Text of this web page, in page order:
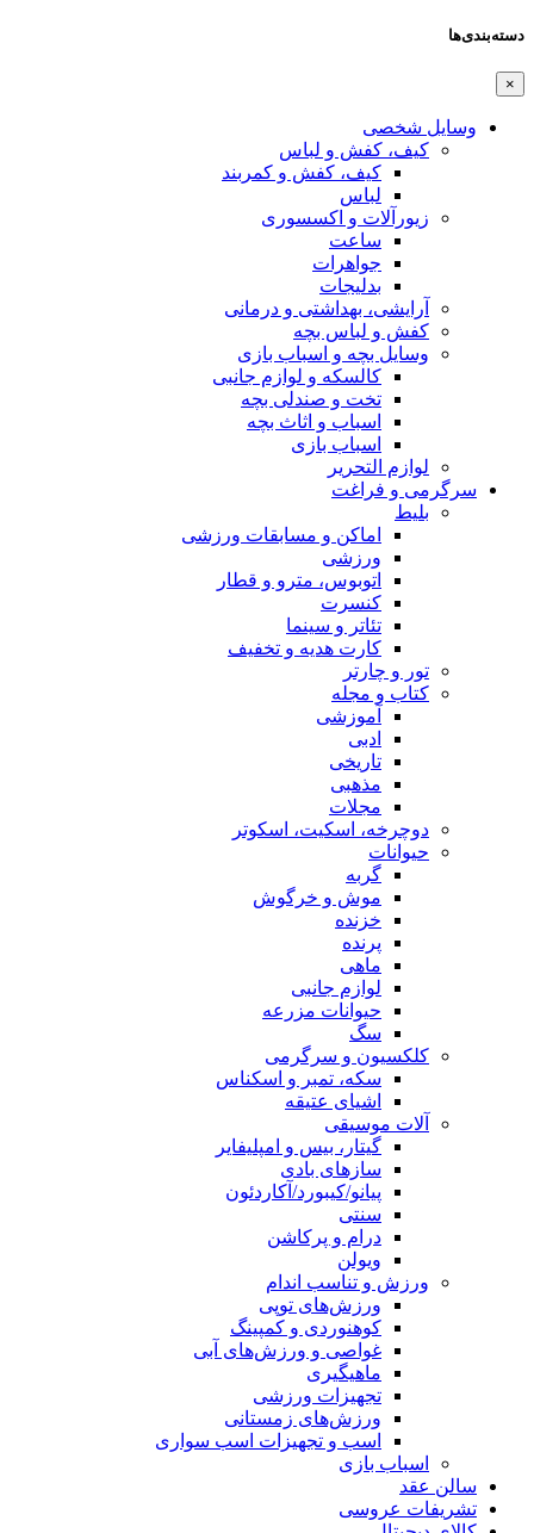
دسته‌بندی‌ها
×
وسایل شخصی
کیف، کفش و لباس
کیف، کفش و کمربند
لباس
زیورآلات و اکسسوری
ساعت
جواهرات
بدلیجات
آرایشی، بهداشتی و درمانی
کفش و لباس بچه
وسایل بچه و اسباب بازی
کالسکه و لوازم جانبی
تخت و صندلی بچه
اسباب و اثاث بچه
اسباب بازی
لوازم التحریر
سرگرمی و فراغت
بلیط
اماکن و مسابقات ورزشی
ورزشی
اتوبوس، مترو و قطار
کنسرت
تئاتر و سینما
کارت هدیه و تخفیف
تور و چارتر
کتاب و مجله
آموزشی
ادبی
تاریخی
مذهبی
مجلات
دوچرخه، اسکیت، اسکوتر
حیوانات
گربه
موش و خرگوش
خزنده
پرنده
ماهی
لوازم جانبی
حیوانات مزرعه
سگ
کلکسیون و سرگرمی
سکه، تمبر و اسکناس
اشیای عتیقه
آلات موسیقی
گیتار، بیس و امپلیفایر
سازهای بادی
پیانو/کیبورد/آکاردئون
سنتی
درام و پرکاشن
ویولن
ورزش و تناسب اندام
ورزش‌های توپی
کوهنوردی و کمپینگ
غواصی و ورزش‌های آبی
ماهیگیری
تجهیزات ورزشی
ورزش‌های زمستانی
اسب و تجهیزات اسب سواری
اسباب‌ بازی
سالن عقد
تشریفات عروسی